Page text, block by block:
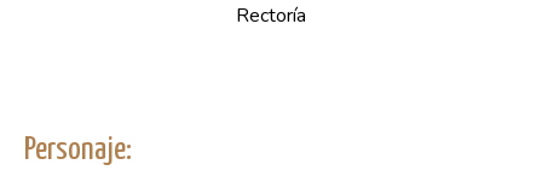
Rectoría
Personaje: